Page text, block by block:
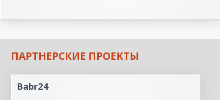
ПАРТНЕРСКИЕ ПРОЕКТЫ
Babr24